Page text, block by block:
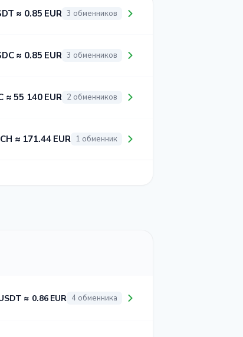
≈ 0.85 EUR 3 обменников
≈ 0.85 EUR 3 обменников
≈ 55 140 EUR 2 обменников
≈ 171.44 EUR 1 обменник
≈ 0.86 EUR 4 обменника